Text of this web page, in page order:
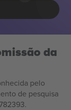
da
pelo
de pesquisa